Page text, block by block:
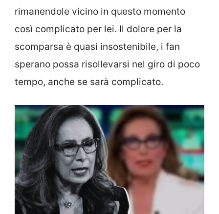
rimanendole vicino in questo momento
così complicato per lei. Il dolore per la
scomparsa è quasi insostenibile, i fan
sperano possa risollevarsi nel giro di poco
tempo, anche se sarà complicato.